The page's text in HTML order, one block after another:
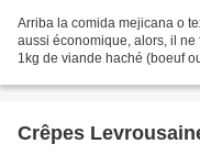
Arriba la comida mejicana o
aussi économique, alors, il ne
1kg de viande haché (boeuf
Crêpes